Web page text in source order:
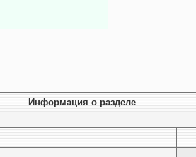
Информация о разделе